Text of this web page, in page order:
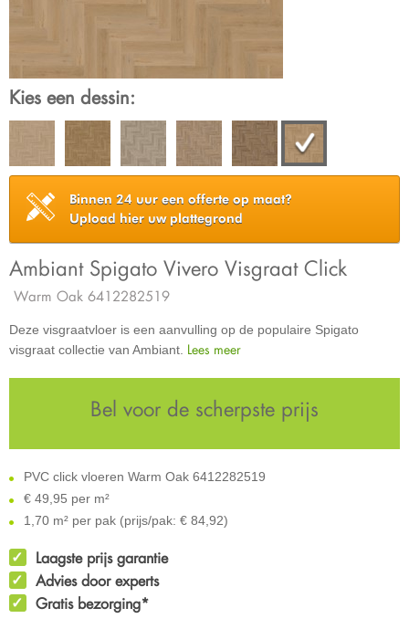
Kies een dessin:
Binnen 24 uur een offerte op maat?
Upload hier uw plattegrond
Ambiant Spigato Vivero Visgraat Click
Warm Oak 6412282519
Deze visgraatvloer is een aanvulling op de populaire Spigato
visgraat collectie van Ambiant. Lees meer
Bel voor de scherpste prijs
PVC click vloeren Warm Oak 6412282519
€ 49,95 per m²
1,70 m² per pak (prijs/pak: € 84,92)
Laagste prijs garantie
Advies door experts
Gratis bezorging*